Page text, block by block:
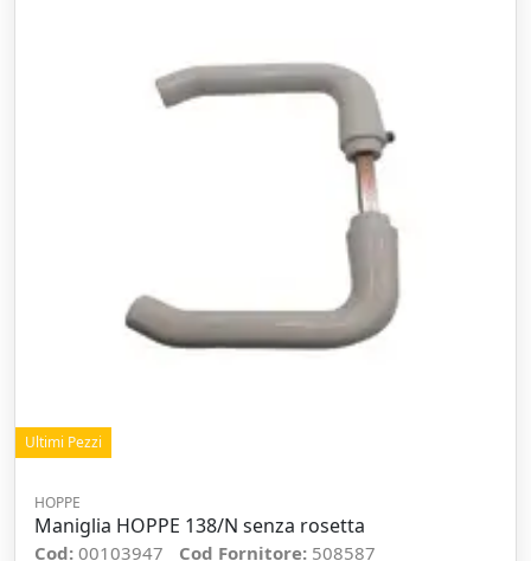
Ultimi Pezzi
HOPPE
Maniglia HOPPE 138/N senza rosetta
Cod: 00103947 Cod Fornitore: 508587